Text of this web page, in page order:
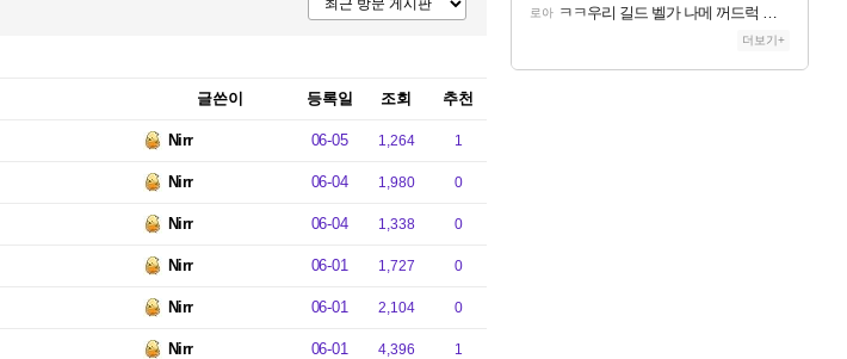
글쓴이 등록일 조회 추천
Nirr 06-05 1,264 1
Nirr 06-04 1,980 0
Nirr 06-04 1,338 0
Nirr 06-01 1,727 0
Nirr 06-01 2,104 0
Nirr 06-01 4,396 1
로아 ㅋㅋ우리 길드 벨가 나메 꺼드럭 대다가 싸움났다
더보기+